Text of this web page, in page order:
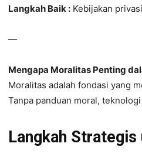
Langkah Baik : Kebijakan
—
Mengapa Moralitas Penting
Moralitas adalah fondasi yang
Tanpa panduan moral,
Langkah